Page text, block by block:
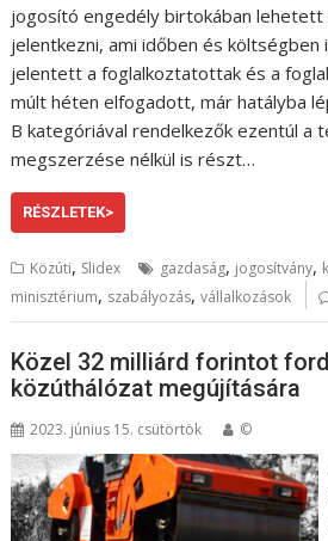
jogosító engedély birtokában
jelentkezni, ami időben és
jelentett a foglalkoztatottak és a
múlt héten elfogadott, már hatályba
B kategóriával rendelkezők ezentúl a
megszerzése nélkül is részt…
RÉSZLETEK>
Közúti, Slidex gazdaság, jogosítvány,
minisztérium, szabályozás,vállalkozások
Közel 32 milliárd forintot
közúthálózat megújítására
2023. június 15. csütörtök ©